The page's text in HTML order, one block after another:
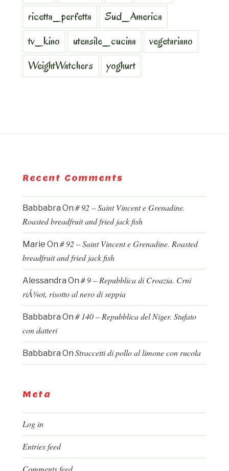
ricetta_perfetta
Sud_America
tv_kino
utensile_cucina
vegetariano
WeightWatchers
yoghurt
Recent Comments
Babbabra On # 92 – Saint Vincent e Grenadine.
Roasted breadfruit and fried jack fish
Marie On # 92 – Saint Vincent e Grenadine. Roasted
breadfruit and fried jack fish
Alessandra On # 9 – Repubblica di Croazia. Crni
riÅ¾ot, risotto al nero di seppia
Babbabra On # 140 – Repubblica del Niger. Stufato
con datteri
Babbabra On Straccetti di pollo al limone con rucola
Meta
Log in
Entries feed
Comments feed